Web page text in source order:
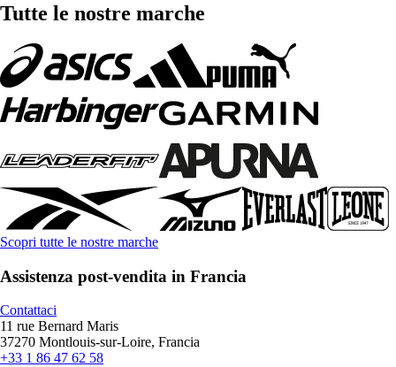
Tutte le nostre marche
Scopri tutte le nostre marche
Assistenza post-vendita in Francia
Contattaci
11 rue Bernard Maris
37270 Montlouis-sur-Loire, Francia
+33 1 86 47 62 58